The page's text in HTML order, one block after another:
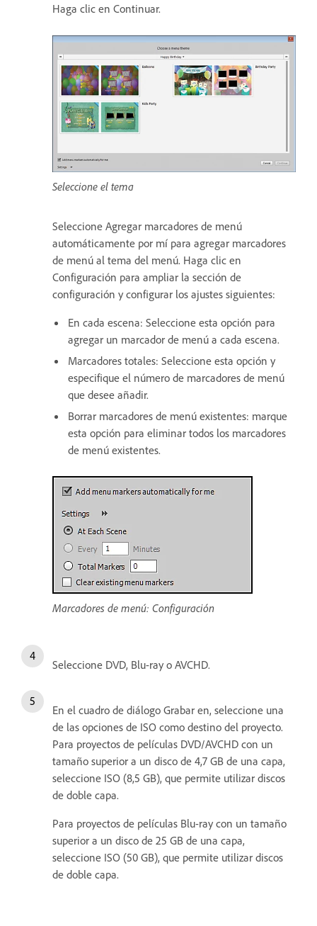
Haga clic en Continuar.
Seleccione el tema
Seleccione Agregar marcadores de menú
automáticamente por mí para agregar marcadores
de menú al tema del menú. Haga clic en
Configuración para ampliar la sección de
configuración y configurar los ajustes siguientes:
En cada escena: Seleccione esta opción para
agregar un marcador de menú a cada escena.
Marcadores totales: Seleccione esta opción y
especifique el número de marcadores de menú
que desee añadir.
Borrar marcadores de menú existentes: marque
esta opción para eliminar todos los marcadores
de menú existentes.
Marcadores de menú: Configuración
Seleccione DVD, Blu-ray o AVCHD.
En el cuadro de diálogo Grabar en, seleccione una
de las opciones de ISO como destino del proyecto.
Para proyectos de películas DVD/AVCHD con un
tamaño superior a un disco de 4,7 GB de una capa,
seleccione ISO (8,5 GB), que permite utilizar discos
de doble capa.
Para proyectos de películas Blu-ray con un tamaño
superior a un disco de 25 GB de una capa,
seleccione ISO (50 GB), que permite utilizar discos
de doble capa.